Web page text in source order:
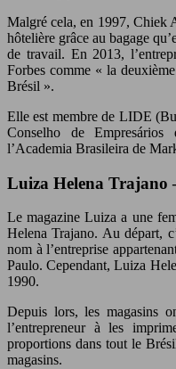
Malgré cela, en 1997, Chiek
hôtelière grâce au bagage
de travail. En 2013,
Forbes comme « la
Brésil ».
Elle est membre de LIDE
Conselho de
l’Academia Brasileira de
Luiza Helena Trajano
Le magazine Luiza a une
Helena Trajano. Au départ,
nom à l’entreprise
Paulo. Cependant, Luiza
1990.
Depuis lors, les magasins
l’entrepreneur à les
proportions dans tout le
magasins.